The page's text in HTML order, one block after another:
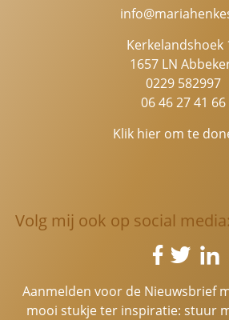
Kerkelandshoek
1657 LN
0229 582997
06 46 27 41 66
Klik hier om te
Volg mij ook op social media:
Aanmelden voor de Nieuwsbrief
mooi stukje ter inspiratie: stuur